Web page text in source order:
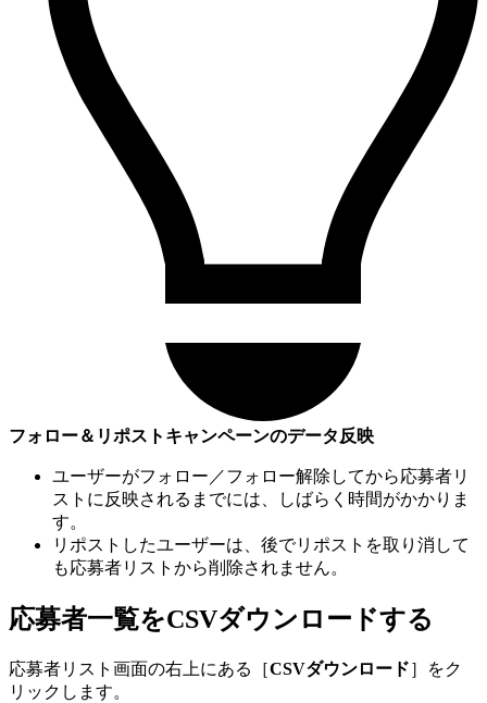
フォロー＆リポストキャンペーンのデータ反映
ユーザーがフォロー／フォロー解除してから応募者リ
ストに反映されるまでには、しばらく時間がかかりま
す。
リポストしたユーザーは、後でリポストを取り消して
も応募者リストから削除されません。
応募者一覧をCSVダウンロードする
応募者リスト画面の右上にある［CSVダウンロード］をク
リックします。